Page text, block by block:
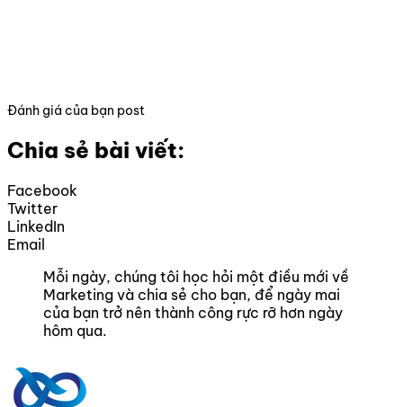
Đánh giá của bạn post
Chia sẻ bài viết:
Facebook
Twitter
LinkedIn
Email
Mỗi ngày, chúng tôi học hỏi một điều mới về
Marketing và chia sẻ cho bạn, để ngày mai
của bạn trở nên thành công rực rỡ hơn ngày
hôm qua.